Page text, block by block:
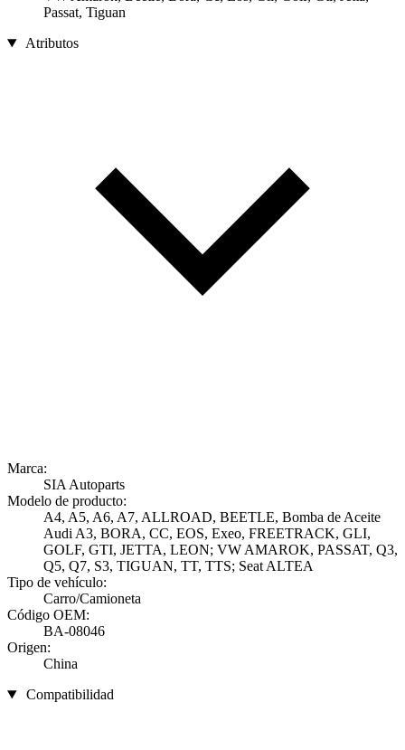
Passat, Tiguan
Atributos
Marca:
SIA Autoparts
Modelo de producto:
A4, A5, A6, A7, ALLROAD, BEETLE, Bomba de Aceite
Audi A3, BORA, CC, EOS, Exeo, FREETRACK, GLI,
GOLF, GTI, JETTA, LEON; VW AMAROK, PASSAT, Q3,
Q5, Q7, S3, TIGUAN, TT, TTS; Seat ALTEA
Tipo de vehículo:
Carro/Camioneta
Código OEM:
BA-08046
Origen:
China
Compatibilidad